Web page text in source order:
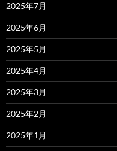
2025年7月
2025年6月
2025年5月
2025年4月
2025年3月
2025年2月
2025年1月